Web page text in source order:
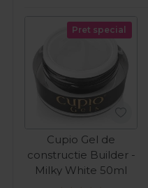
Pret special
Cupio Gel de
constructie Builder -
Milky White 50ml